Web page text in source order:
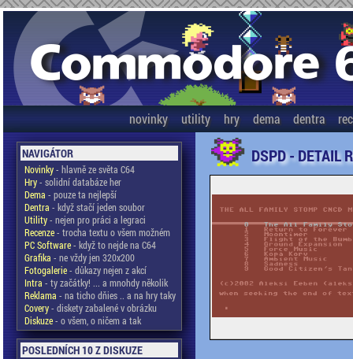
novinky utility hry dema dentra
NAVIGÁTOR
Novinky- hlavně ze světa C64
Hry- solidní databáze her
Dema - pouze ta nejlepší
Dentra - když stačí jeden soubor
Utility- nejen pro práci a legraci
Recenze- trocha textu o všem možném
PC Software- když to nejde na C64
Grafika - ne vždy jen 320x200
Fotogalerie- důkazy nejen z akcí
Intra - ty začátky! ... a mnohdy několik
Reklama - na ticho dňies .. a na hry taky
Covery- diskety zabalené v obrázku
Diskuze- o všem, o ničem a tak
POSLEDNÍCH 10 Z DISKUZE
DSPD - DETAIL